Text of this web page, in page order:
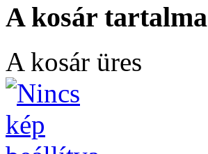
A kosár tartalma
A kosár üres